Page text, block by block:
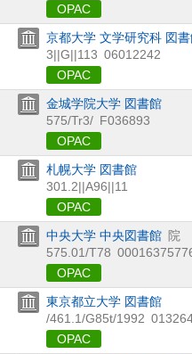
OPAC
京都大学 文学研究科 図
3||G||113 06012242
OPAC
金城学院大学 図書館
575/Tr3/ F036893
OPAC
札幌大学 図書館
301.2||A96||11
OPAC
中央大学 中央図書館 院
575.01/T78
OPAC
東京都立大学 図書館
/461.1/G85t/1992
OPAC